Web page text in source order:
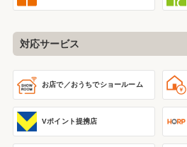
対応サービス
お店で／おうちでショールーム
Vポイント提携店